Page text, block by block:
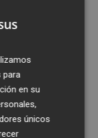
semana de
para
para
en su
únicos